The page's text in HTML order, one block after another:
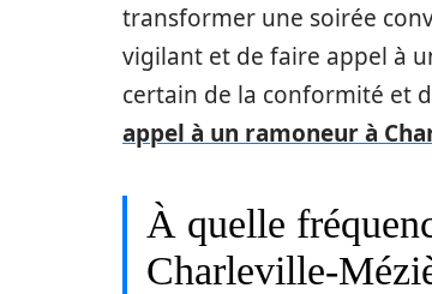
transformer une soirée
vigilant et de faire appel à
certain de la conformité et
appel à un ramoneur à
À quelle
Charleville-